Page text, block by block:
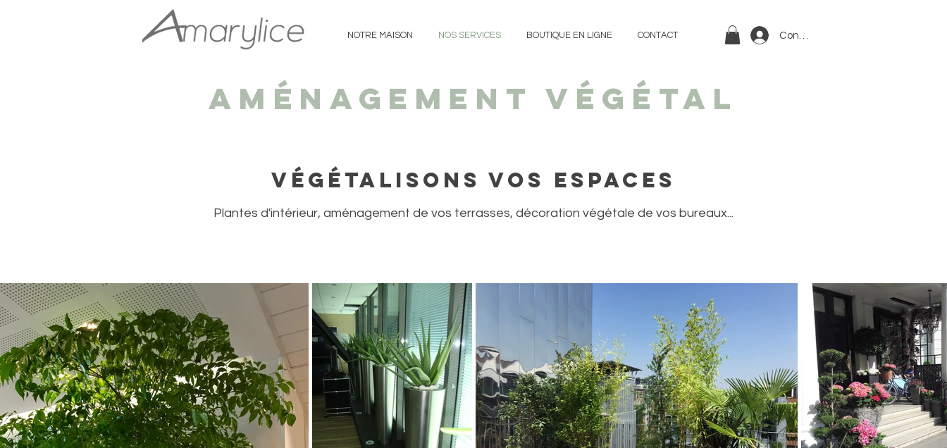
NOTRE MAISON NOS SERVICES BOUTIQUE EN LIGNE CONTACT Connexion
Aménagement végétal
Plantes d'intérieur, aménagement de vos terrasses, décoration végétale de vos bureaux...
Végétalisons vos espaces